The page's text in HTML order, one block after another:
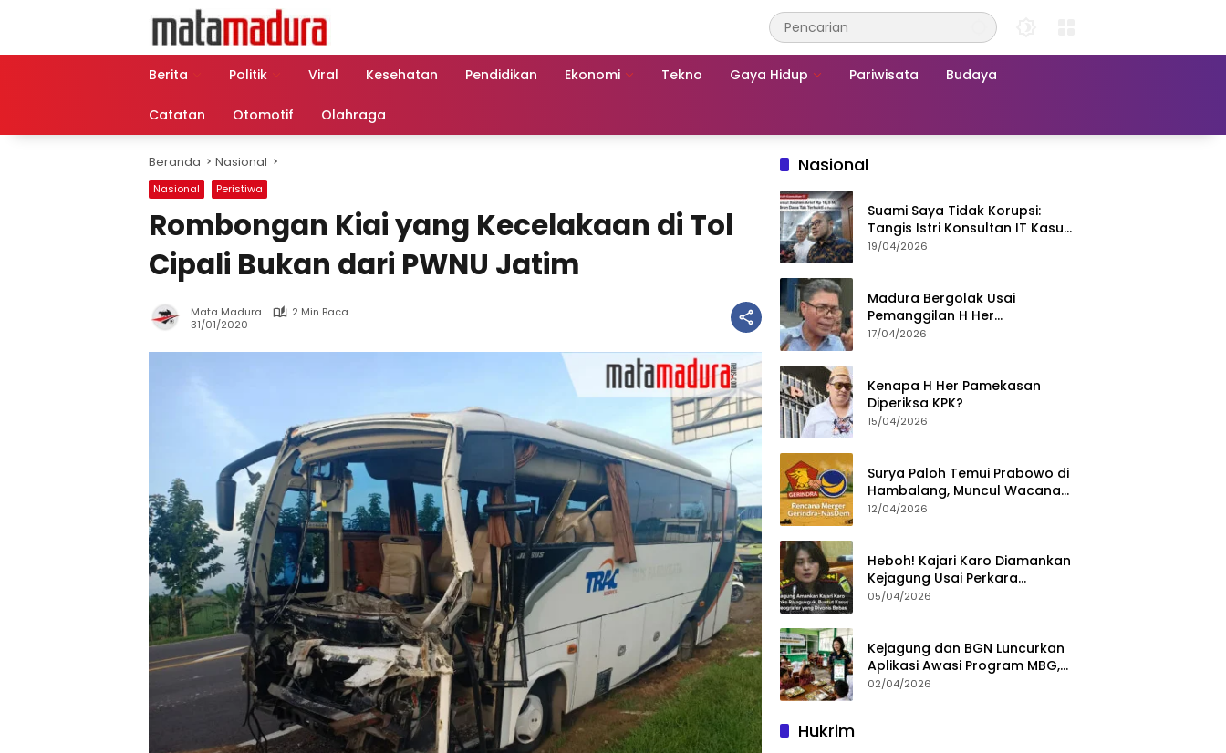
Berita
Politik Viral Kesehatan Pendidikan Ekonomi Tekno Gaya Hidup Pariwisata Budaya
Catatan Otomotif Olahraga
Beranda Nasional
Nasional Peristiwa
Rombongan Kiai yang Kecelakaan di Tol
Cipali Bukan dari PWNU Jatim
Mata Madura
2 Min Baca
31/01/2020
Nasional
Suami Saya Tidak Korupsi:
Tangis Istri Konsultan IT Kasus
Nadiem Dituntut 22,5 Tahun
19/04/2026
Madura Bergolak Usai
Pemanggilan H Her
Pamekasan, Faizal Assegaf
17/04/2026
Kenapa H Her Pamekasan
Diperiksa KPK?
15/04/2026
Surya Paloh Temui Prabowo di
Hambalang, Muncul Wacana
Penggabungan NasDem dan
12/04/2026
Heboh! Kajari Karo Diamankan
Kejagung Usai Perkara
Videografer Divonis Bebas
05/04/2026
Kejagung dan BGN Luncurkan
Aplikasi Awasi Program MBG,
Begini Cara Lapornya
02/04/2026
Hukrim